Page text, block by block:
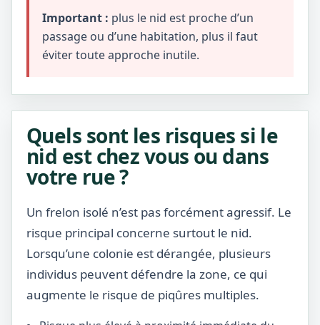
Important : plus le nid est proche d’un
passage ou d’une habitation, plus il faut
éviter toute approche inutile.
Quels sont les risques si le
nid est chez vous ou dans
votre rue ?
Un frelon isolé n’est pas forcément agressif. Le
risque principal concerne surtout le nid.
Lorsqu’une colonie est dérangée, plusieurs
individus peuvent défendre la zone, ce qui
augmente le risque de piqûres multiples.